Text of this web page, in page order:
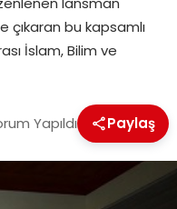
çıkaran bu kapsamlı
İslam, Bilim ve
Yapıldı Paylaş